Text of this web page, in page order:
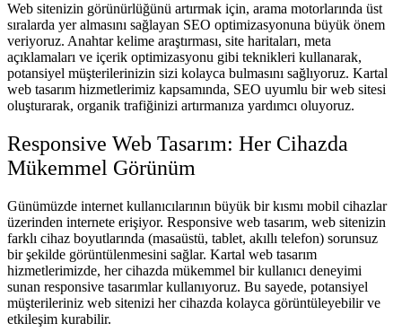
Web sitenizin görünürlüğünü artırmak için, arama motorlarında üst
sıralarda yer almasını sağlayan SEO optimizasyonuna büyük önem
veriyoruz. Anahtar kelime araştırması, site haritaları, meta
açıklamaları ve içerik optimizasyonu gibi teknikleri kullanarak,
potansiyel müşterilerinizin sizi kolayca bulmasını sağlıyoruz. Kartal
web tasarım hizmetlerimiz kapsamında, SEO uyumlu bir web sitesi
oluşturarak, organik trafiğinizi artırmanıza yardımcı oluyoruz.
Responsive Web Tasarım: Her Cihazda
Mükemmel Görünüm
Günümüzde internet kullanıcılarının büyük bir kısmı mobil cihazlar
üzerinden internete erişiyor. Responsive web tasarım, web sitenizin
farklı cihaz boyutlarında (masaüstü, tablet, akıllı telefon) sorunsuz
bir şekilde görüntülenmesini sağlar. Kartal web tasarım
hizmetlerimizde, her cihazda mükemmel bir kullanıcı deneyimi
sunan responsive tasarımlar kullanıyoruz. Bu sayede, potansiyel
müşterileriniz web sitenizi her cihazda kolayca görüntüleyebilir ve
etkileşim kurabilir.